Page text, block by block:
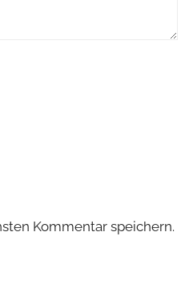
Kommentar speichern.